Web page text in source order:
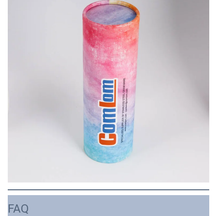
FAQ